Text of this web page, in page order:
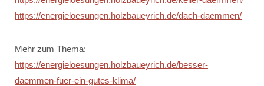
https://energieloesungen.holzbaueyrich.de/dach-daemmen/
Mehr zum Thema:
https://energieloesungen.holzbaueyrich.de/besser-
daemmen-fuer-ein-gutes-klima/